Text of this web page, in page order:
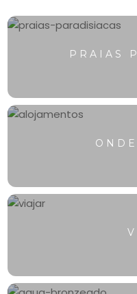
PRAIAS